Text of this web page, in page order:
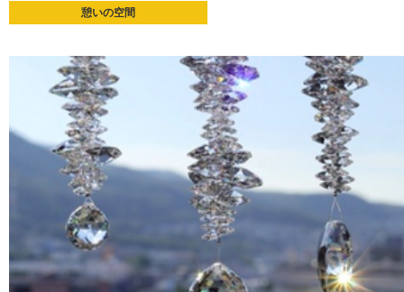
憩いの空間